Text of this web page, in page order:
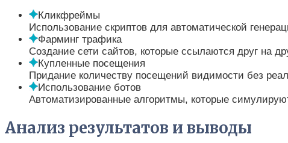
Кликфреймы
Использование скриптов для автоматической
Фарминг трафика
Создание сети сайтов, которые ссылаются друг на
Купленные посещения
Придание количеству посещений видимости без
Использование ботов
Автоматизированные алгоритмы, которые
Анализ результатов и выводы